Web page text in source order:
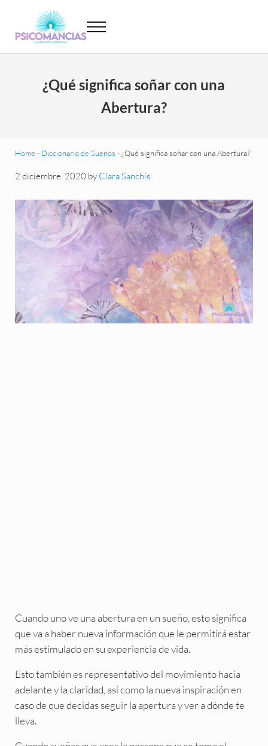
Psicomancias
Menu
¿Qué significa soñar con una
Abertura?
Home - Diccionario de Sueños -¿Qué significa soñar con una Abertura?
2 diciembre, 2020 by Clara Sanchís
Cuando uno ve una abertura en un sueño, esto significa
que va a haber nueva información que le permitirá estar
más estimulado en su experiencia de vida.
Esto también es representativo del movimiento hacia
adelante y la claridad, así como la nueva inspiración en
caso de que decidas seguir la apertura y ver a dónde te
lleva.